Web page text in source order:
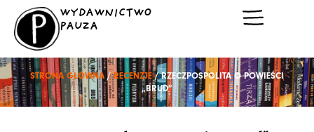
Przejdź
treści
WYDAWNICTWO
PAUZA
STRONA GŁÓWNA /RECENZJE/ RZECZPOSPOLITA O POWIEŚCI
„BRUD”